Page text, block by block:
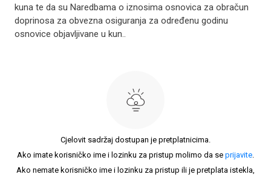
kuna te da su Naredbama o iznosima osnovica za obračun
doprinosa za obvezna osiguranja za određenu godinu
osnovice objavljivane u kun..
Cjelovit sadržaj dostupan je pretplatnicima.
Ako imate korisničko ime i lozinku za pristup molimo da se prijavite.
Ako nemate korisničko ime i lozinku za pristup ili je pretplata istekla,